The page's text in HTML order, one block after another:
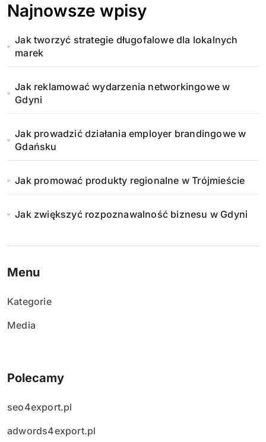
Najnowsze wpisy
Jak tworzyć strategie długofalowe dla lokalnych
marek
Jak reklamować wydarzenia networkingowe w
Gdyni
Jak prowadzić działania employer brandingowe w
Gdańsku
Jak promować produkty regionalne w Trójmieście
Jak zwiększyć rozpoznawalność biznesu w Gdyni
Menu
Kategorie
Media
Polecamy
seo4export.pl
adwords4export.pl